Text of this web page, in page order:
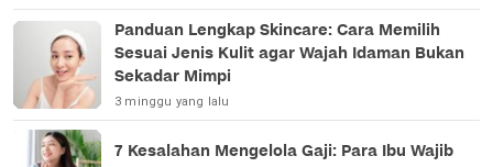
Panduan Lengkap Skincare: Cara Memilih
Sesuai Jenis Kulit agar Wajah Idaman Bukan
Sekadar Mimpi
3 minggu yang lalu
7 Kesalahan Mengelola Gaji: Para Ibu Wajib